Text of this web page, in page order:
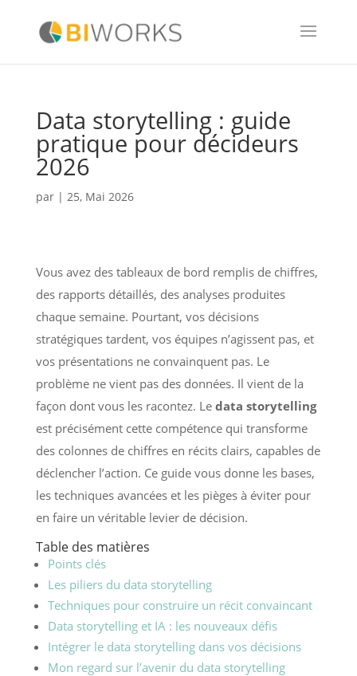
Data storytelling : guide
pratique pour décideurs
2026
par | 25, Mai 2026
Vous avez des tableaux de bord remplis de chiffres,
des rapports détaillés, des analyses produites
chaque semaine. Pourtant, vos décisions
stratégiques tardent, vos équipes n’agissent pas, et
vos présentations ne convainquent pas. Le
problème ne vient pas des données. Il vient de la
façon dont vous les racontez. Le data storytelling
est précisément cette compétence qui transforme
des colonnes de chiffres en récits clairs, capables de
déclencher l’action. Ce guide vous donne les bases,
les techniques avancées et les pièges à éviter pour
en faire un véritable levier de décision.
Table des matières
Points clés
Les piliers du data storytelling
Techniques pour construire un récit convaincant
Data storytelling et IA : les nouveaux défis
Intégrer le data storytelling dans vos décisions
Mon regard sur l’avenir du data storytelling